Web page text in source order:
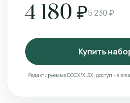
4 180 ₽5 230 ₽
Купить
Редактируемые DOCX/XLSX · доступ на